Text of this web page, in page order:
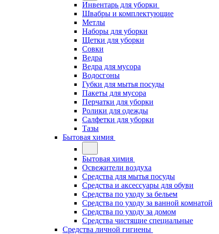
Инвентарь для уборки
Швабры и комплектующие
Метлы
Наборы для уборки
Щетки для уборки
Совки
Ведра
Ведра для мусора
Водосгоны
Губки для мытья посуды
Пакеты для мусора
Перчатки для уборки
Ролики для одежды
Салфетки для уборки
Тазы
Бытовая химия
Бытовая химия
Освежители воздуха
Средства для мытья посуды
Средства и аксессуары для обуви
Средства по уходу за бельем
Средства по уходу за ванной комнатой
Средства по уходу за домом
Средства чистящие специальные
Средства личной гигиены